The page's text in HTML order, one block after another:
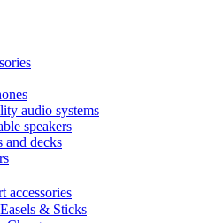
audio systems
speakers
and decks
accessories
& Sticks